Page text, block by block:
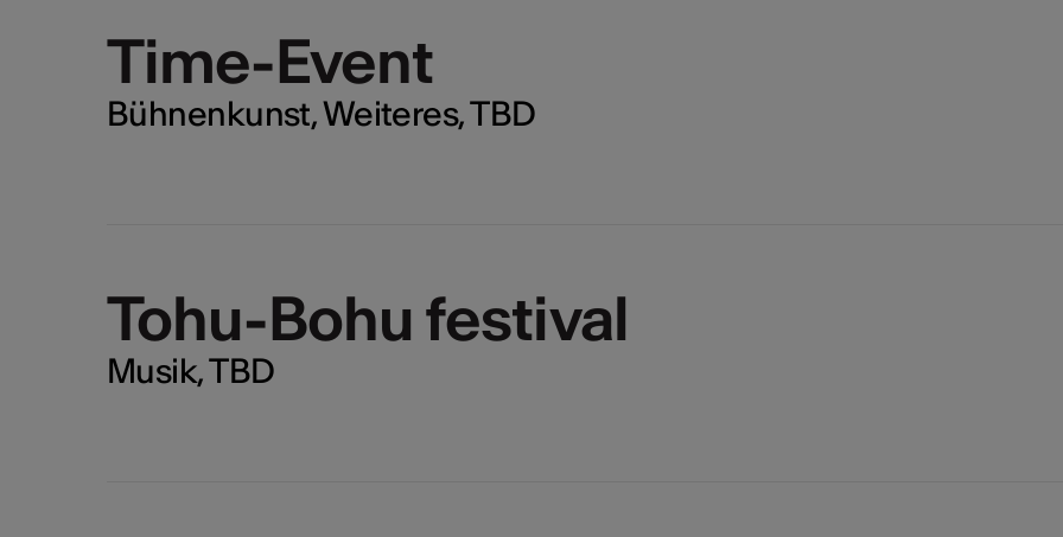
Time-Event
Bühnenkunst, Weiteres, TBD
Tohu-Bohu festival
Musik, TBD